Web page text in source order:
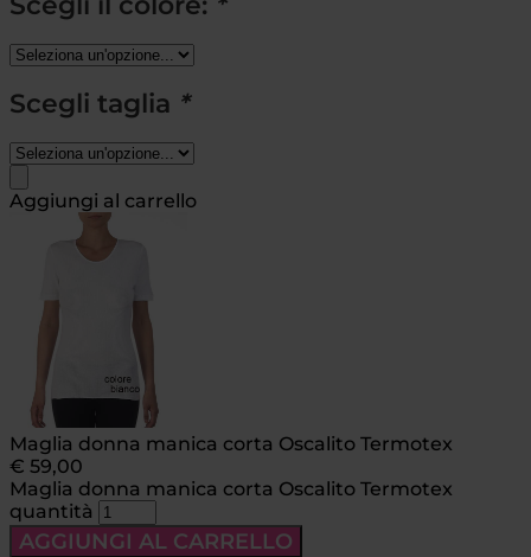
Scegli taglia *
Aggiungi al carrello
Maglia donna manica corta Oscalito Termotex
€ 59,00
Maglia donna manica corta Oscalito Termotex
quantità
AGGIUNGI AL CARRELLO